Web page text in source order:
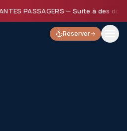
PASSAGERS — Suite à des
Réserver